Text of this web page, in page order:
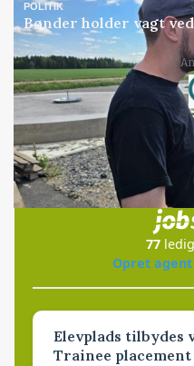
POLITIK
Bønder holder vagt
i
77
Opret agent
Elevplads tilbydes
Trainee